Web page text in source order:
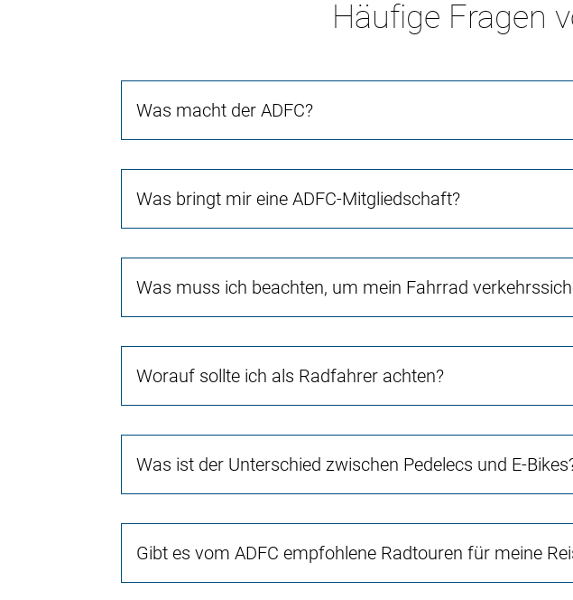
Häufige Fragen
Was macht der ADFC?
Was bringt mir eine ADFC-Mitgliedschaft?
Was muss ich beachten, um mein Fahrrad
Worauf sollte ich als Radfahrer achten?
Was ist der Unterschied zwischen Pedelecs und E-
Gibt es vom ADFC empfohlene Radtouren für meine